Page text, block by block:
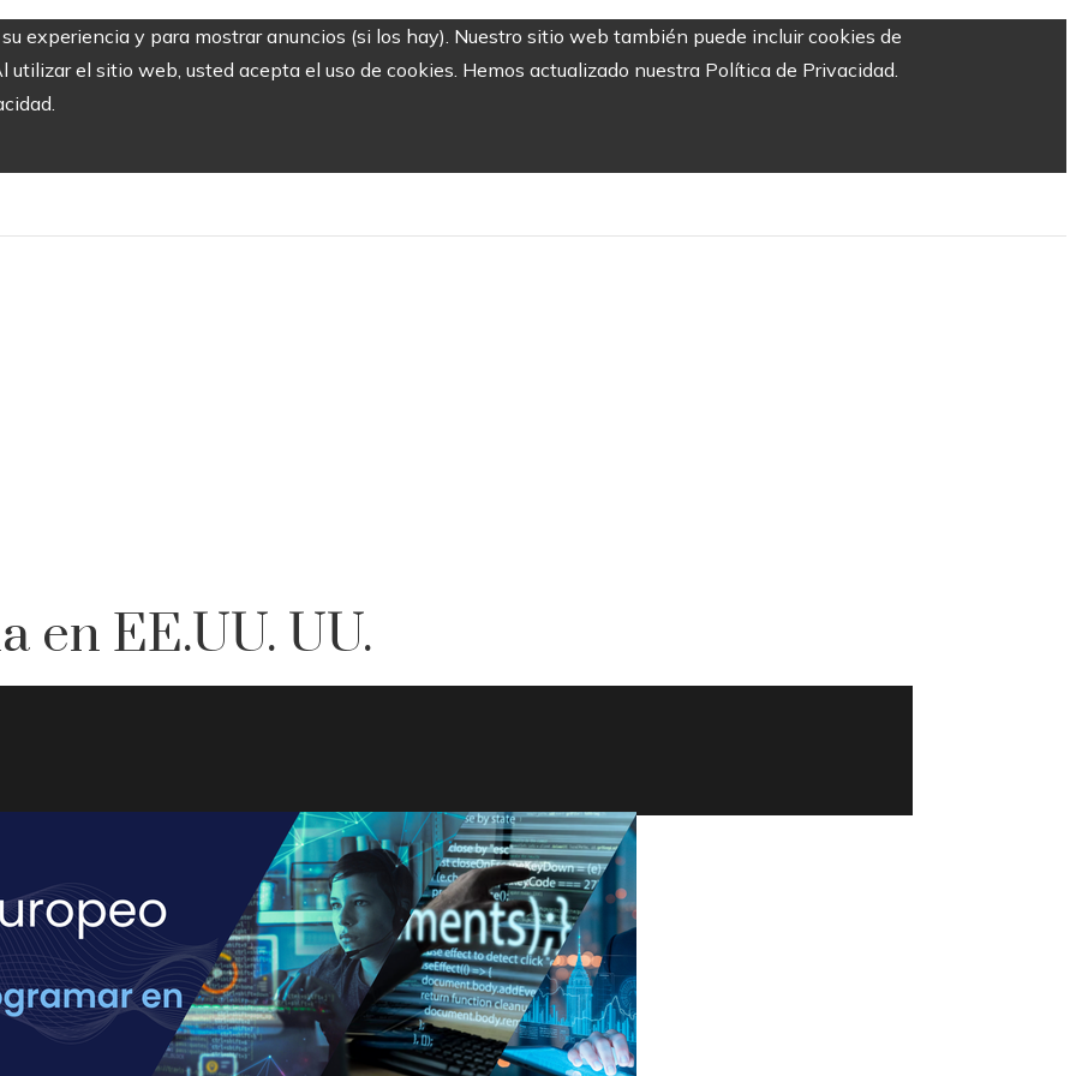
experiencia y para mostrar anuncios (si los hay). Nuestro sitio web también puede incluir cookies de
utilizar el sitio web, usted acepta el uso de cookies. Hemos actualizado nuestra Política de Privacidad.
en EE.UU. UU.